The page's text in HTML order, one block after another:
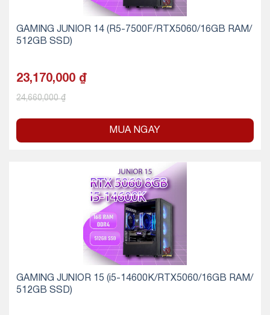
GAMING JUNIOR 14 (R5-7500F/RTX5060/16GB RAM/
512GB SSD)
23,170,000 ₫
24,660,000₫
MUA NGAY
GAMING JUNIOR 15 (i5-14600K/RTX5060/16GB RAM/
512GB SSD)